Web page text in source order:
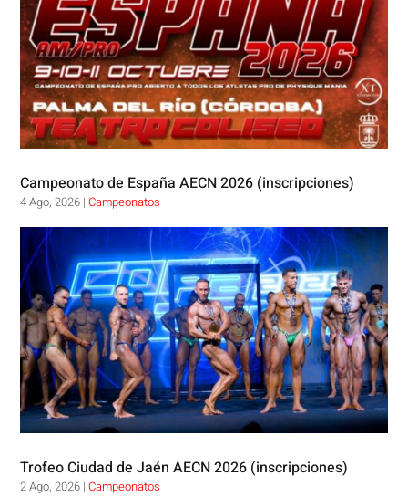
Campeonato de España AECN 2026 (inscripciones)
4 Ago, 2026 |Campeonatos
Trofeo Ciudad de Jaén AECN 2026 (inscripciones)
2 Ago, 2026 |Campeonatos